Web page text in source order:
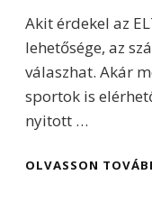
Akit érdekel az
lehetősége, az
válaszhat. Akár
sportok is
nyitott …
OLVASSON